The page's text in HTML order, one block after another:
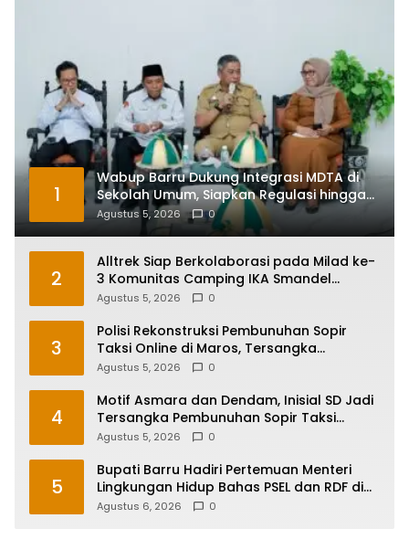
1
Wabup Barru Dukung Integrasi MDTA di
Sekolah Umum, Siapkan Regulasi hingga
Tim Khusus
Agustus 5, 2026 0
2
Alltrek Siap Berkolaborasi pada Milad ke-
3 Komunitas Camping IKA Smandel
Makassar di Malino
Agustus 5, 2026 0
3
Polisi Rekonstruksi Pembunuhan Sopir
Taksi Online di Maros, Tersangka
Peragakan 24 Adegan
Agustus 5, 2026 0
4
Motif Asmara dan Dendam, Inisial SD Jadi
Tersangka Pembunuhan Sopir Taksi
Online di Maros
Agustus 5, 2026 0
5
Bupati Barru Hadiri Pertemuan Menteri
Lingkungan Hidup Bahas PSEL dan RDF di
Sulsel
Agustus 6, 2026 0